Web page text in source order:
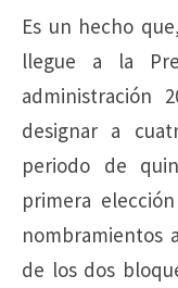
Es un hecho
llegue a la
administración
designar a
periodo de
primera
nombramientos
de los dos